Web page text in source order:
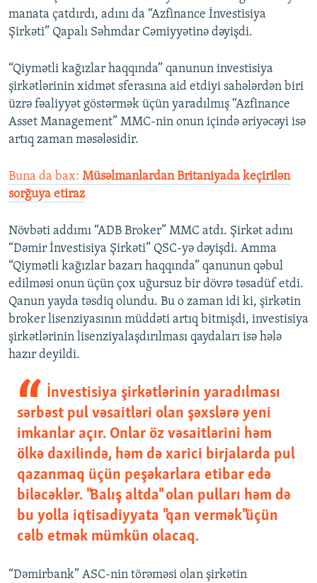
manata çatdırdı, adını da “Azfinance İnvestisiya
Şirkəti” Qapalı Səhmdar Cəmiyyətinə dəyişdi.
“Qiymətli kağızlar haqqında” qanunun investisiya
şirkətlərinin xidmət sferasına aid etdiyi sahələrdən biri
üzrə fəaliyyət göstərmək üçün yaradılmış “Azfinance
Asset Management” MMC-nin onun içində əriyəcəyi isə
artıq zaman məsələsidir.
Buna da bax: Müsəlmanlardan Britaniyada keçirilən
sorğuya etiraz
Növbəti addımı “ADB Broker” MMC atdı. Şirkət adını
“Dəmir İnvestisiya Şirkəti” QSC-yə dəyişdi. Amma
“Qiymətli kağızlar bazarı haqqında” qanunun qəbul
edilməsi onun üçün çox uğursuz bir dövrə təsadüf etdi.
Qanun yayda təsdiq olundu. Bu o zaman idi ki, şirkətin
broker lisenziyasının müddəti artıq bitmişdi, investisiya
şirkətlərinin lisenziyalaşdırılması qaydaları isə hələ
hazır deyildi.
İnvestisiya şirkətlərinin yaradılması
sərbəst pul vəsaitləri olan şəxslərə yeni
imkanlar açır. Onlar öz vəsaitlərini həm
ölkə daxilində, həm də xarici birjalarda pul
qazanmaq üçün peşəkarlara etibar edə
biləcəklər. "Balış altda" olan pulları həm də
bu yolla iqtisadiyyata "qan vermək"üçün
cəlb etmək mümkün olacaq.
“Dəmirbank” ASC-nin törəməsi olan şirkətin